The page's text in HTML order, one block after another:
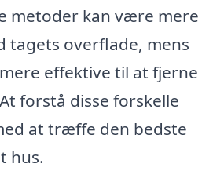
metoder kan være mere
tagets overflade, mens
effektive til at fjerne
forstå disse forskelle
at træffe den bedste
hus.